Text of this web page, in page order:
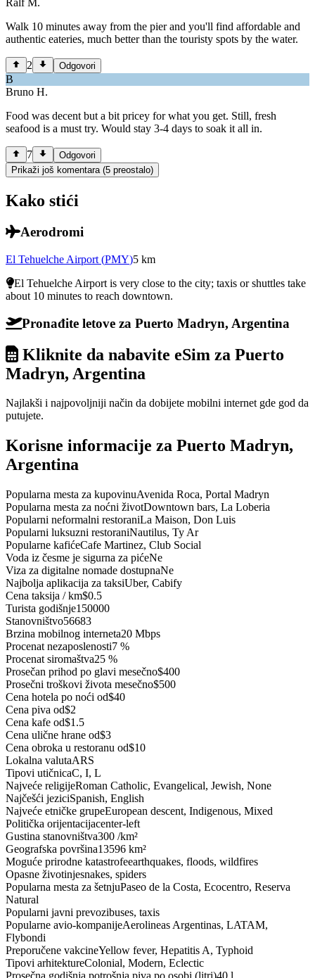
Ralf M.
Walk 10 minutes away from the pier and you'll find affordable and
authentic eateries, much better than the touristy spots by the water.
2 Odgovori
B
Bruno H.
Food was decent but a bit pricey for what you get. Still, fresh
seafood is a must try. Would stay 3-4 days to soak it all in.
7
Odgovori
Prikaži još komentara (5 preostalo)
Kako stići
Aerodromi
El Tehuelche Airport (PMY)5 km
El Tehuelche Airport is very close to the city; taxis or shuttles take
about 10 minutes to reach downtown.
Pronađite letove za Puerto Madryn, Argentina
Kliknite da nabavite eSim za Puerto
Madryn, Argentina
Najlakši i najpovoljniji način da dobijete mobilni internet gde god da
putujete.
Korisne informacije za Puerto Madryn,
Argentina
Popularna mesta za kupovinuAvenida Roca, Portal Madryn
Popularna mesta za noćni životDowntown bars, La Loberia
Popularni neformalni restoraniLa Maison, Don Luis
Popularni luksuzni restoraniNautilus, Ty Ar
Popularne kafićeCafe Martinez, Club Social
Voda iz česme je sigurna za pićeNe
Viza za digitalne nomade dostupnaNe
Najbolja aplikacija za taksiUber, Cabify
Cena taksija / km$0.5
Turista godišnje150000
Stanovništvo56683
Brzina mobilnog interneta20 Mbps
Procenat nezaposlenosti7 %
Procenat siromaštva25 %
Prosečan prihod po glavi mesečno$400
Prosečni troškovi života mesečno$500
Cena hotela po noći od$40
Cena piva od$2
Cena kafe od$1.5
Cena ulične hrane od$3
Cena obroka u restoranu od$10
Lokalna valutaARS
Tipovi utičnicaC, I, L
Najveće religijeRoman Catholic, Evangelical, Jewish, None
Najčešći jeziciSpanish, English
Najveće etničke grupeEuropean descent, Indigenous, Mixed
Politička orijentacijacenter-left
Gustina stanovništva300 /km²
Geografska površina13596 km²
Moguće prirodne katastrofeearthquakes, floods, wildfires
Opasne životinjesnakes, spiders
Popularna mesta za šetnjuPaseo de la Costa, Ecocentro, Reserva
Natural
Popularni javni prevozibuses, taxis
Popularne avio-kompanijeAerolineas Argentinas, LATAM,
Flybondi
Preporučene vakcineYellow fever, Hepatitis A, Typhoid
Tipovi arhitektureColonial, Modern, Eclectic